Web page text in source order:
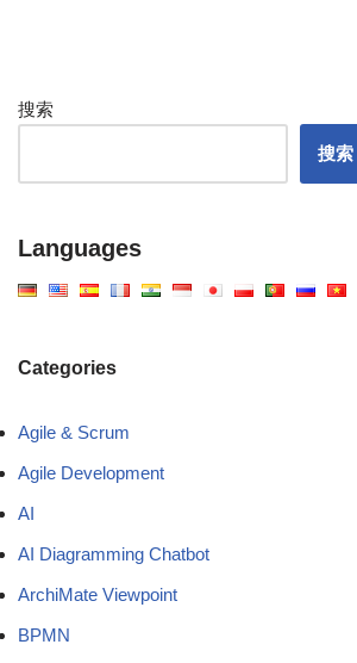
搜索
搜索
Languages
Categories
Agile & Scrum
Agile Development
AI
AI Diagramming Chatbot
ArchiMate Viewpoint
BPMN